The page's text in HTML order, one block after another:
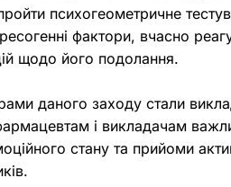
психогеометричне
фактори, вчасно
щодо його подолання.
даного заходу стали
і викладачам
стану та прийоми